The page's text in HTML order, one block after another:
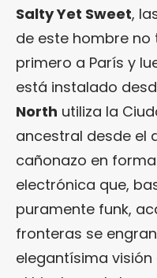
Salty Yet Sweet,
de este hombre
primero a París y
está instalado
North utiliza la
ancestral desde el
cañonazo en
electrónica que,
puramente funk,
fronteras se
elegantísima